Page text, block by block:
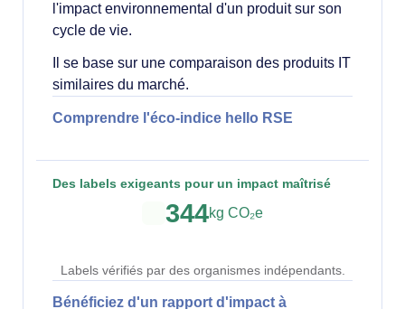
l'impact environnemental d'un produit sur son
cycle de vie.
Il se base sur une comparaison des produits IT
similaires du marché.
Comprendre l'éco-indice hello RSE
Des labels exigeants pour un impact maîtrisé
344kg CO₂e
Labels vérifiés par des organismes indépendants.
Bénéficiez d'un rapport d'impact à